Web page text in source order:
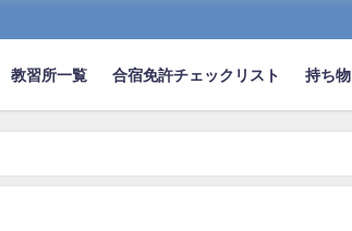
教習所一覧 合宿免許チェックリスト 持ち物